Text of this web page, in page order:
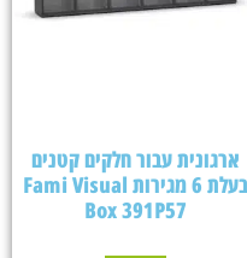
ארגונית עבור חלקים קטנים
בעלת 6 מגירות Fami Visual
Box 391P57